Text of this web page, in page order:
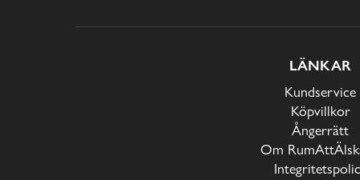
LÄNKAR
Kundservice
Köpvillkor
Ångerrätt
Om